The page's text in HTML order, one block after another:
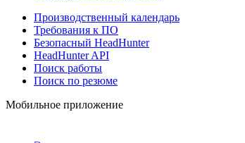
Производственный календарь
Требования к ПО
Безопасный HeadHunter
HeadHunter API
Поиск работы
Поиск по резюме
Мобильное приложение